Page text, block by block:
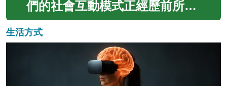
係、文化傳承和經濟模式。城市
化帶來的人口遷移、教育機會、
就業變化以及...
們的社會互動模式正經歷前所未
有的變化。雖然網路平台讓我們
能夠跨越地理界限與他人建立連
結，但同時也帶來了新的孤立感
和疏離問題。這種矛盾現象反映
了現代社會結構的深刻轉變，影
響著不同世代、社群和文化背景
生活方式